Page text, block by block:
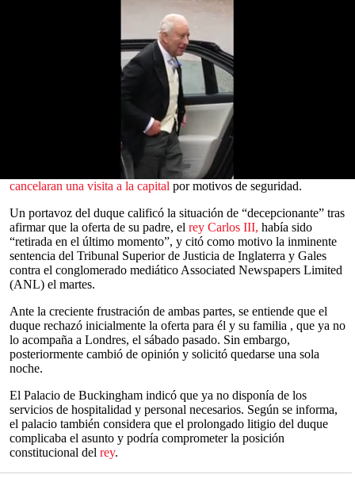
seconds
no se alojará en el
palacio de Buckingham
durante su próximo regreso al Reino Unido, después de que, según
se informa, los preparativos para su alojamiento durante el viaje
aterrizó el lunes en el país y se cree que llegó a
solo, sin la duquesa de Sussex, Meghan Markle,
príncipe Archie y la princesa Lilibet
, después de que estos
cancelaran una visita a la capital por motivos de seguridad.
Un portavoz del duque calificó la situación de “decepcionante” tras
afirmar que la oferta de su padre, el rey Carlos III, había sido
“retirada en el último momento”, y citó como motivo la inminente
sentencia del Tribunal Superior de Justicia de Inglaterra y Gales
contra el conglomerado mediático Associated Newspapers Limited
(ANL) el martes.
Ante la creciente frustración de ambas partes, se entiende que el
duque rechazó inicialmente la oferta para él y su familia , que ya no
lo acompaña a Londres, el sábado pasado. Sin embargo,
posteriormente cambió de opinión y solicitó quedarse una sola
noche.
El Palacio de Buckingham indicó que ya no disponía de los
servicios de hospitalidad y personal necesarios. Según se informa,
el palacio también considera que el prolongado litigio del duque
complicaba el asunto y podría comprometer la posición
constitucional del rey.